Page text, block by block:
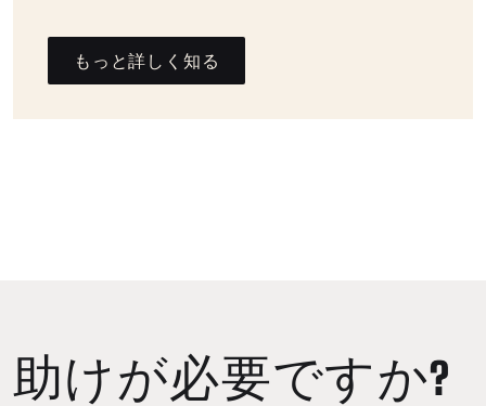
もっと詳しく知る
助けが必要ですか?